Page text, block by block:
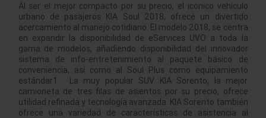
Al ser el mejor compacto por su precio, el icónico vehículo
urbano de pasajeros KIA Soul 2018, ofrece un divertido
acercamiento al manejo cotidiano. El modelo 2018, se centra
en expandir la disponibilidad de eServices UVO a toda la
gama de modelos, añadiendo disponibilidad del innovador
sistema de info-entretenimiento al paquete básico de
conveniencia, así como al Soul Plus como equipamiento
estándar1 . La muy popular SUV KIA Sorento, la mejor
camioneta de tres filas de asientos por su precio, ofrece
utilidad refinada y tecnología avanzada. KIA Sorento también
ofrece una variedad de características de asistencia al